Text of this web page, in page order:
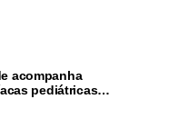
acompanha
pediátricas